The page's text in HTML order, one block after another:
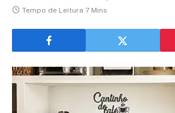
Tempo de Leitura 7 Mins